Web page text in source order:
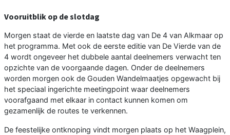
Vooruitblik op de slotdag
Morgen staat de vierde en laatste dag van De 4 van Alkmaar op
het programma. Met ook de eerste editie van De Vierde van de
4 wordt ongeveer het dubbele aantal deelnemers verwacht ten
opzichte van de voorgaande dagen. Onder de deelnemers
worden morgen ook de Gouden Wandelmaatjes opgewacht bij
het speciaal ingerichte meetingpoint waar deelnemers
voorafgaand met elkaar in contact kunnen komen om
gezamenlijk de routes te verkennen.
De feestelijke ontknoping vindt morgen plaats op het Waagplein,